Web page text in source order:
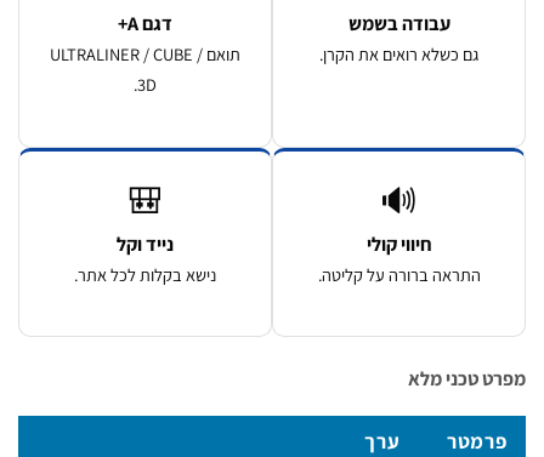
עבודה בשמש
גם כשלא רואים את הקרן.
תואם ULTRALINER / CUBE /
חיווי קולי
התראה ברורה על קליטה.
נייד וקל
נישא בקלות לכל אתר.
טכני מלא